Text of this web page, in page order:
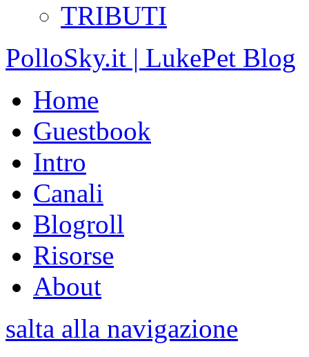
TRIBUTI
PolloSky.it | LukePet Blog
Home
Guestbook
Intro
Canali
Blogroll
Risorse
About
salta alla navigazione